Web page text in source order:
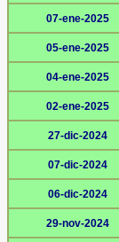
07-ene-2025
05-ene-2025
04-ene-2025
02-ene-2025
27-dic-2024
07-dic-2024
06-dic-2024
29-nov-2024